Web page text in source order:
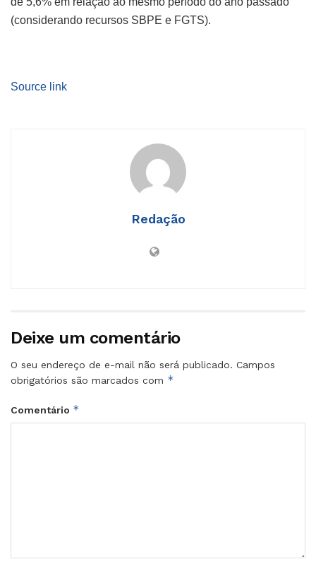
(considerando recursos SBPE e FGTS).
Source link
Redação
Deixe um comentário
O seu endereço de e-mail não será publicado. Campos
obrigatórios são marcados com *
Comentário *